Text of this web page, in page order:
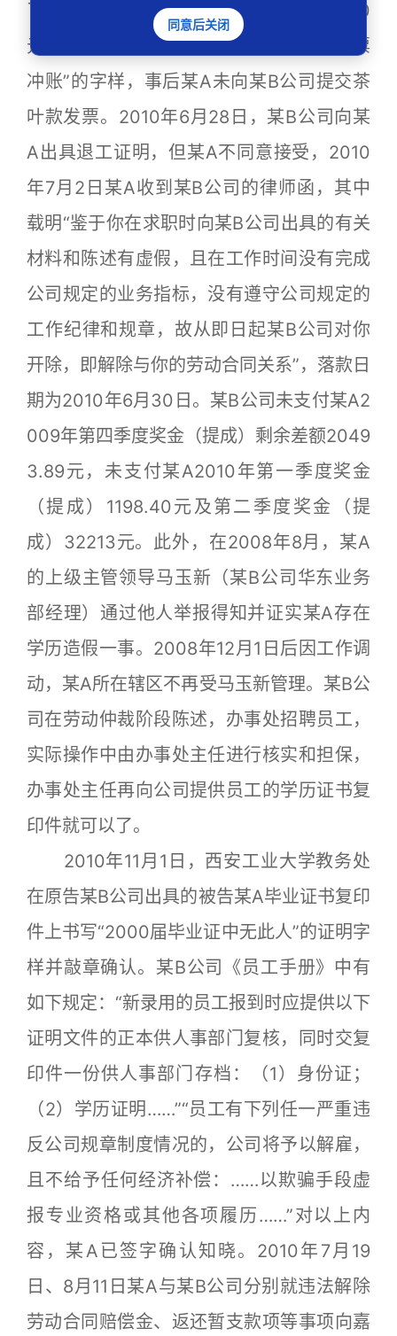
了工作站房租押金1500元及茶叶款2000
元，在关于茶叶款的暂支单上记载有“找发票
冲账”的字样，事后某A未向某B公司提交茶
叶款发票。2010年6月28日，某B公司向某
A出具退工证明，但某A不同意接受，2010
年7月2日某A收到某B公司的律师函，其中
载明“鉴于你在求职时向某B公司出具的有关
材料和陈述有虚假，且在工作时间没有完成
公司规定的业务指标，没有遵守公司规定的
工作纪律和规章，故从即日起某B公司对你
开除，即解除与你的劳动合同关系”，落款日
期为2010年6月30日。某B公司未支付某A2
009年第四季度奖金（提成）剩余差额2049
3.89元，未支付某A2010年第一季度奖金
（提成）1198.40元及第二季度奖金（提
成）32213元。此外，在2008年8月，某A
的上级主管领导马玉新（某B公司华东业务
部经理）通过他人举报得知并证实某A存在
学历造假一事。2008年12月1日后因工作调
动，某A所在辖区不再受马玉新管理。某B公
司在劳动仲裁阶段陈述，办事处招聘员工，
实际操作中由办事处主任进行核实和担保，
办事处主任再向公司提供员工的学历证书复
印件就可以了。
2010年11月1日，西安工业大学教务处
在原告某B公司出具的被告某A毕业证书复印
件上书写“2000届毕业证中无此人”的证明字
样并敲章确认。某B公司《员工手册》中有
如下规定：“新录用的员工报到时应提供以下
证明文件的正本供人事部门复核，同时交复
印件一份供人事部门存档：（1）身份证；
（2）学历证明……”“员工有下列任一严重违
反公司规章制度情况的，公司将予以解雇，
且不给予任何经济补偿：……以欺骗手段虚
报专业资格或其他各项履历……”对以上内
容，某A已签字确认知晓。2010年7月19
日、8月11日某A与某B公司分别就违法解除
劳动合同赔偿金、返还暂支款项等事项向嘉
同意后关闭